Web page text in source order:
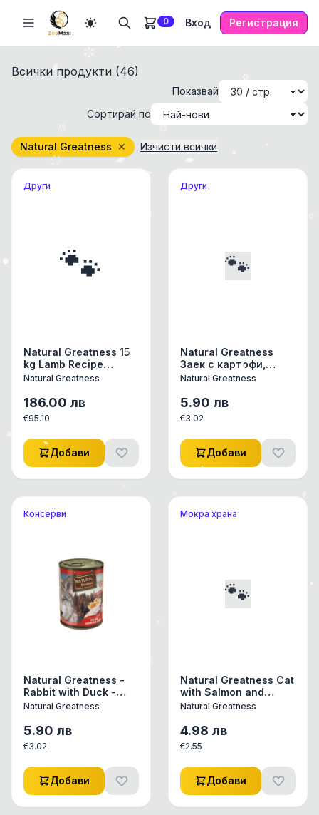
0 Вход Регистрация
Всички продукти (46)
Показвай
Сортирай по
Natural Greatness ✕ Изчисти всички
Други
🐾
Natural Greatness 15
kg Lamb Recipe
Sensitive 15 kg / агне /
Natural Greatness
186.00 лв
€95.10
Добави
Други
🐾
Natural Greatness
Заек с картофи,
ябълка и мащерка
Natural Greatness
5.90 лв
€3.02
Добави
Консерви
Natural Greatness -
Rabbit with Duck -
Консерва за куче с
трюфел
Natural Greatness
5.90 лв
€3.02
Добави
Мокра храна
🐾
Natural Greatness Cat
with Salmon and
Turkey - Мокра храна
и Пуйка, тиква и
боровинки, консерва
185 гр
Natural Greatness
4.98 лв
€2.55
Добави